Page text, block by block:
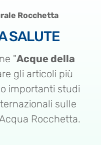
Rocchetta
SALUTE
"Acque della
gli articoli più
importanti studi
sulle
Rocchetta.